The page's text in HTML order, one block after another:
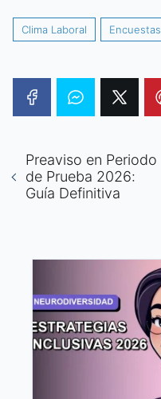
Clima Laboral Encuestas
Preaviso en Periodo
de Prueba 2026:
Guía Definitiva